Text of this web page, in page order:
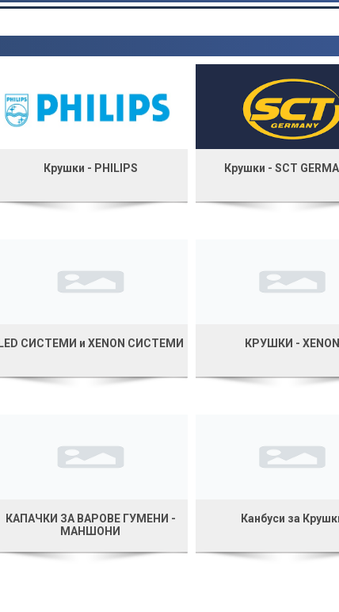
Крушки - PHILIPS Крушки - SCT
LED СИСТЕМИ и XENON СИСТЕМИ КРУШКИ - XENON
КАПАЧКИ ЗА ВАРОВЕ ГУМЕНИ -
МАНШОНИ
Канбуси за